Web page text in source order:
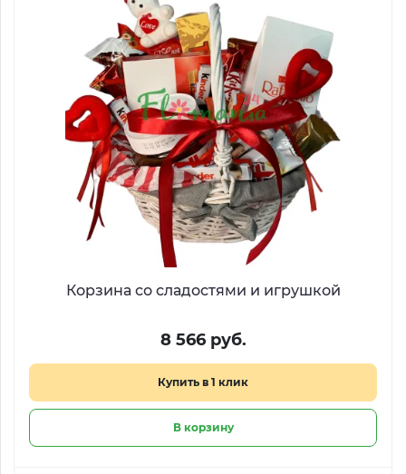
Корзина со сладостями и игрушкой
8 566 руб.
Купить в 1 клик
В корзину